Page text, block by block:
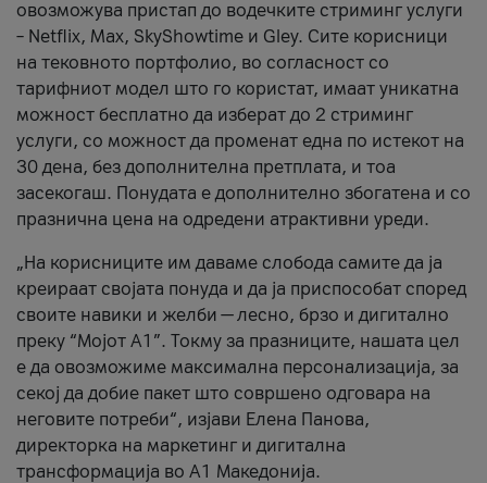
овозможува пристап до водечките стриминг услуги
– Netflix, Max, SkyShowtime и Gley. Сите корисници
на тековното портфолио, во согласност со
тарифниот модел што го користат, имаат уникатна
можност бесплатно да изберат до 2 стриминг
услуги, со можност да променат една по истекот на
30 дена, без дополнителна претплата, и тоа
засекогаш. Понудата е дополнително збогатена и со
празнична цена на одредени атрактивни уреди.
„На корисниците им даваме слобода самите да ја
креираат својата понуда и да ја приспособат според
своите навики и желби — лесно, брзо и дигитално
преку “Мојот А1”. Токму за празниците, нашата цел
е да овозможиме максимална персонализација, за
секој да добие пакет што совршено одговара на
неговите потреби“, изјави Елена Панова,
директорка на маркетинг и дигитална
трансформација во А1 Македонија.